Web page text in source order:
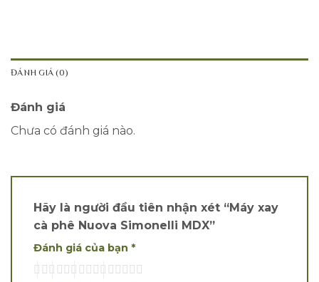
ĐÁNH GIÁ (0)
Đánh giá
Chưa có đánh giá nào.
Hãy là người đầu tiên nhận xét “Máy xay
cà phê Nuova Simonelli MDX”
Đánh giá của bạn *